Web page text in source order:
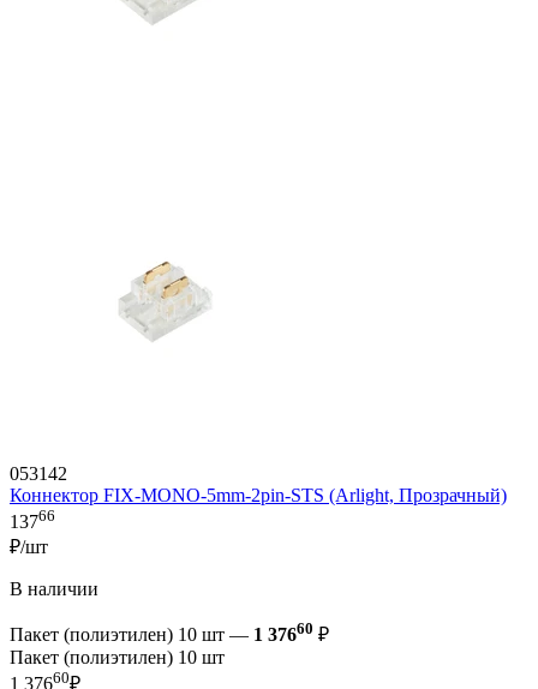
053142
Коннектор FIX-MONO-5mm-2pin-STS (Arlight, Прозрачный)
13766
₽/шт
В наличии
Пакет (полиэтилен) 10 шт — 1 37660 ₽
Пакет (полиэтилен) 10 шт
1 37660₽